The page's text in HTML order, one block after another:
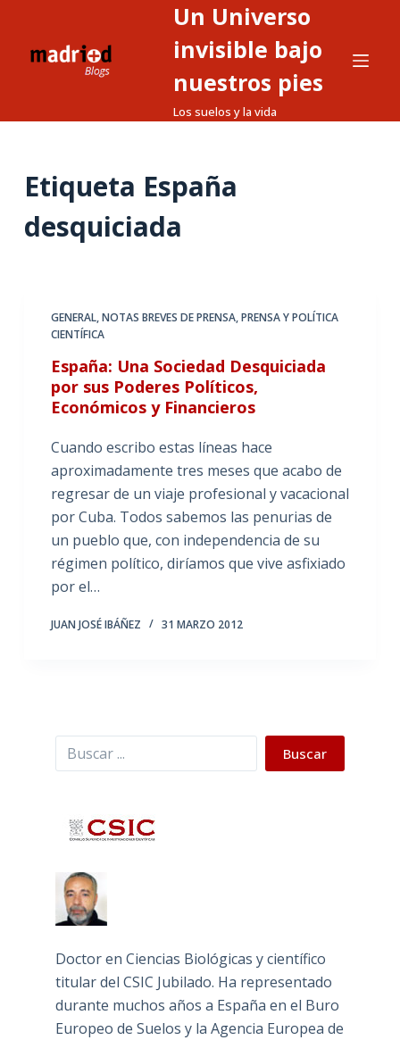
o
Un Universo
invisible bajo
nuestros pies
Los suelos y la vida
Etiqueta España
desquiciada
GENERAL,NOTAS BREVES DE PRENSA,PRENSA Y POLÍTICA
CIENTÍFICA
España: Una Sociedad Desquiciada
por sus Poderes Políticos,
Económicos y Financieros
Cuando escribo estas líneas hace
aproximadamente tres meses que acabo de
regresar de un viaje profesional y vacacional
por Cuba. Todos sabemos las penurias de
un pueblo que, con independencia de su
régimen político, diríamos que vive asfixiado
por el…
JUAN JOSÉ IBÁÑEZ 31 MARZO 2012
Buscar Buscar
Doctor en Ciencias Biológicas y científico
titular del CSIC Jubilado. Ha representado
durante muchos años a España en el Buro
Europeo de Suelos y la Agencia Europea de